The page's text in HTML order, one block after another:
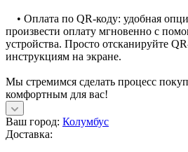
• Оплата по QR-коду: удобная
произвести оплату мгновенно с
устройства. Просто отсканируйте
инструкциям на экране.
Мы стремимся сделать процесс
комфортным для вас!
Ваш город: Колумбус
Доставка: